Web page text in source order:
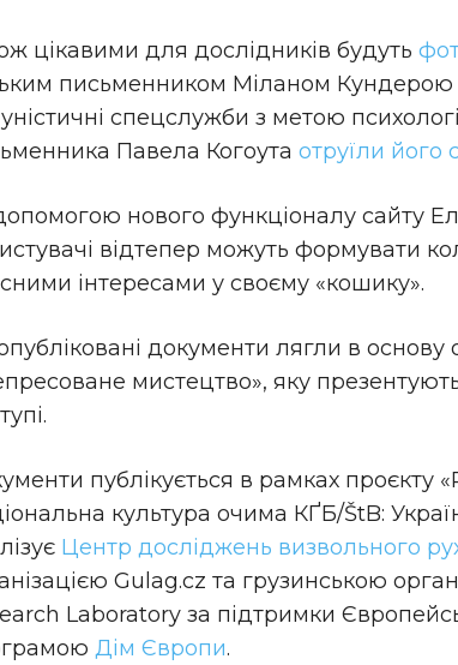
цікавими для дослідників будуть
письменником Міланом Кундерою
спецслужби з метою
Павела Когоута отруїли його
нового функціоналу сайту
відтепер можуть формувати
інтересами у своєму «кошику».
документи лягли в
мистецтво», яку
публікується в рамках проєкту
культура очима КҐБ/ŠtB:
Центр досліджень визвольного
Gulag.cz та грузинською
Laboratory за підтримки
Дім Європи.